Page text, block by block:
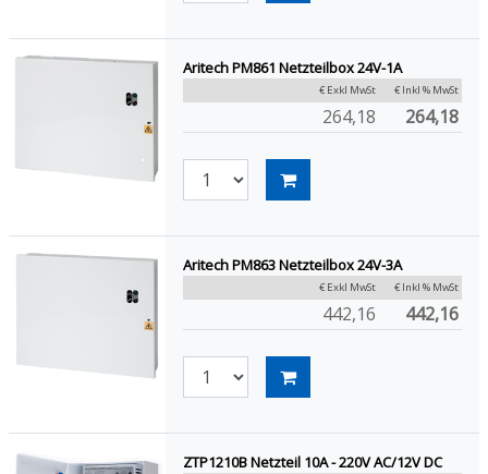
Aritech PM861 Netzteilbox 24V-1A
€ Exkl MwSt € Inkl % MwSt
264,18 264,18
Aritech PM863 Netzteilbox 24V-3A
€ Exkl MwSt € Inkl % MwSt
442,16 442,16
ZTP1210B Netzteil 10A - 220V AC/12V DC